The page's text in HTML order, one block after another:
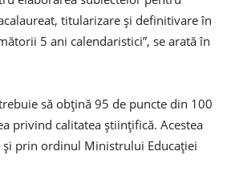
titularizare şi definitivare în
5 ani calendaristici”, se arată în
să obţină 95 de puncte din 100
privind calitatea ştiinţifică. Acestea
prin ordinul Ministrului Educaţiei